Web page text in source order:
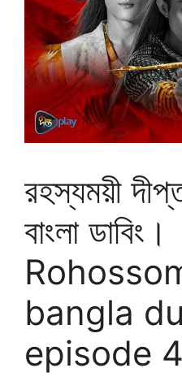
রহস্যময়ী
বাংলা ডাবিং।
bangla
episode